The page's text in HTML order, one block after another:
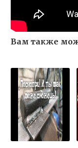
Вам также